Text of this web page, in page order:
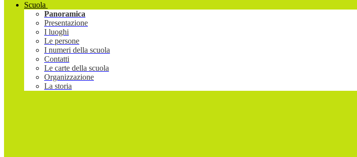
Scuola
Panoramica
Presentazione
I luoghi
Le persone
I numeri della scuola
Contatti
Le carte della scuola
Organizzazione
La storia